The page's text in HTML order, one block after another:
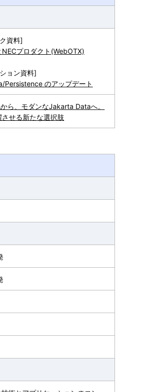
資料]
プロダクト(WebOTX)
ョン資料]
Persistence のアップデート
ら、モダンなJakarta Dataへ。
せる新たな選択肢